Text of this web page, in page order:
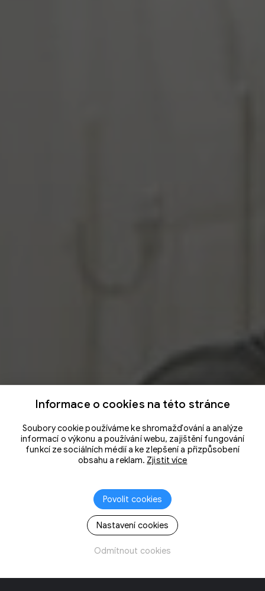
Informace o cookies na této stránce
Soubory cookie používáme ke shromažďování a analýze
informací o výkonu a používání webu, zajištění fungování
funkcí ze sociálních médií a ke zlepšení a přizpůsobení
obsahu a reklam. Zjistit více
Povolit cookies
Nastavení cookies
Odmítnout cookies